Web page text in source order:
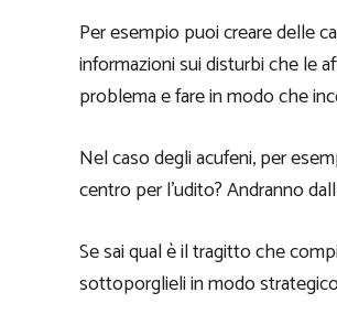
Per esempio puoi creare delle
informazioni sui disturbi che le
problema e fare in modo che
Nel caso degli acufeni, per
centro per l’udito? Andranno
Se sai qual è il tragitto che
sottoporglieli in modo